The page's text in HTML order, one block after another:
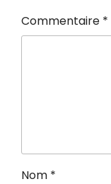
Commentaire *
Nom *